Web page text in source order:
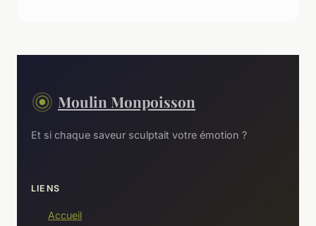
Moulin Monpoisson
Et si chaque saveur sculptait votre émotion ?
LIENS
Accueil